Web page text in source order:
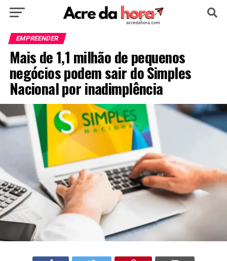
HOME
EDUCAÇÃO NOTÍCIA MUNDO
EMPREENDER
Mais de 1,1 milhão de pequenos
negócios podem sair do Simples
Nacional por inadimplência